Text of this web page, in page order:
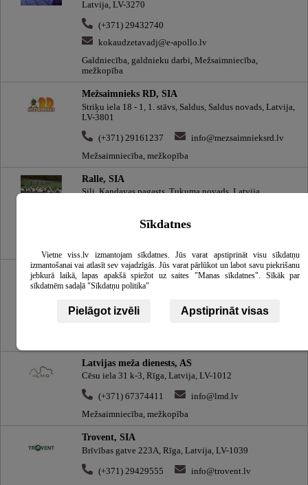
Latvija, LV-3270
(+371) 29432740
kokaudzetavadj@e-apollo.lv
Galdniecība, galdnieku darbi, Mežsaimniecība,
mežkopība
Mežsaimnieks RD, SIA
Striķu iela 18 - 1, 1. stāvs, Saldus, Saldus novads, Latvija,
LV-3801
(+371) 29161237
info@mezsaimnieksrd.lv
Mežsaimniecība, mežkopība
Ralle, SIA
Sili, Kandavas pagasts, Tukuma novads, Latvija
ivars.fridemanis@gmail.com
Daugavas mežsaimnieks, SIA
Skolas iela 19a, Ogre, Ogres novads, Latvija, LV-5001
(+371) 29286309
Latvijas meža dienests, AS
Cēsu iela 31 k-3, Rīga, Latvija, LV-1012
(+371) 67374411
info@lmd.lv
Mežsaimniecība, mežkopība
Trovent, SIA
Brīvības gatve 223A, Rīga, Latvija, LV-1039
(+371) 29429555
info@trovent.lv
Sīkdatnes
Vietne viss.lv izmantojam sīkdatnes. Jūs varat apstiprināt visu sīkdatņu
izmantošanai vai atlasīt sev vajadzīgās. Jūs varat pārlūkot un labot savu piekrišanu
jebkurā laikā, lapas apakšā spiežot uz saites "Manas sīkdatnes". Sīkāk par
sīkdatnēm sadaļā "Sīkdatņu politika"
Pielāgot izvēli Apstiprināt visas